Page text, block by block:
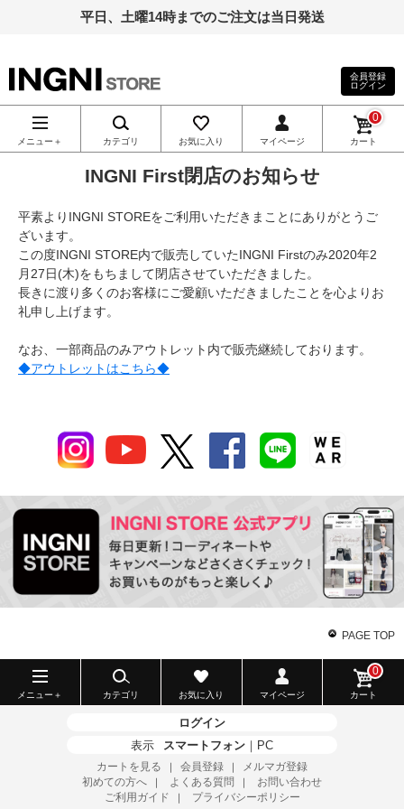
平日、土曜14時までのご注文は当日発送
INGNI（イン
グ）公式通
販｜INGNI
STORE
会員登録
ログイン
メニュー＋ カテゴリ お気に入り マイページ カート
0
INGNI First閉店のお知らせ
平素よりINGNI STOREをご利用いただきまことにありがとうご
ざいます。
この度INGNI STORE内で販売していたINGNI Firstのみ2020年2
月27日(木)をもちまして閉店させていただきました。
長きに渡り多くのお客様にご愛顧いただきましたことを心よりお
礼申し上げます。
なお、一部商品のみアウトレット内で販売継続しております。
◆アウトレットはこちら◆
PAGE TOP
メニュー＋ カテゴリ お気に入り マイページ カート
0
ログイン
表示
スマートフォン ｜ PC
カートを見る ｜ 会員登録 ｜
メルマガ登録
初めての方へ
｜ よくある質問 ｜
お問い合わせ
ご利用ガイド
プライバシーポリシー